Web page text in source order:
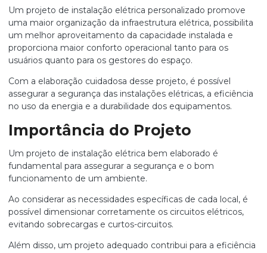
Um projeto de instalação elétrica personalizado promove
uma maior organização da infraestrutura elétrica, possibilita
um melhor aproveitamento da capacidade instalada e
proporciona maior conforto operacional tanto para os
usuários quanto para os gestores do espaço.
Com a elaboração cuidadosa desse projeto, é possível
assegurar a segurança das instalações elétricas, a eficiência
no uso da energia e a durabilidade dos equipamentos.
Importância do Projeto
Um projeto de instalação elétrica bem elaborado é
fundamental para assegurar a segurança e o bom
funcionamento de um ambiente.
Ao considerar as necessidades específicas de cada local, é
possível dimensionar corretamente os circuitos elétricos,
evitando sobrecargas e curtos-circuitos.
Além disso, um projeto adequado contribui para a eficiência